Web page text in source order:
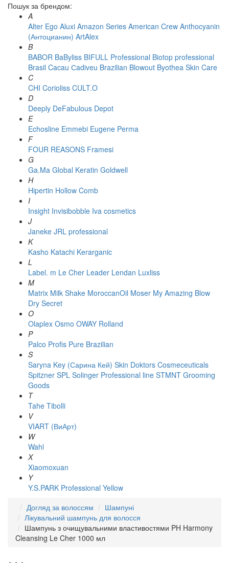
Пошук за брендом:
A
Alter Ego Aluxi Amazon Series American Crew Anthocyanin
(Антоцианин) ArtAlex
B
BABOR BaByliss BIFULL Professional Biotop professional
Brasil Cacau Сadiveu Brazilian Blowout Byothea Skin Care
C
CHI Corioliss CULT.O
D
Deeply DeFabulous Depot
E
Echosline Emmebi Eugene Perma
F
FOUR REASONS Framesi
G
Ga.Ma Global Keratin Goldwell
H
Hipertin Hollow Comb
I
Insight Invisibobble Iva cosmetics
J
Janeke JRL professional
K
Kasho Katachi Kerarganic
L
Label. m Le Cher Leader Lendan Luxliss
M
Matrix Milk Shake MoroccanOil Moser My Amazing Blow
Dry Secret
O
Olaplex Osmo OWAY Rolland
P
Palco Profis Pure Brazilian
S
Saryna Key (Сарина Кей) Skin Doktors Cosmeceuticals
Spitzner SPL Solinger Professional line STMNT Grooming
Goods
T
Tahe Tibolli
V
VIART (ВиАрт)
W
Wahl
X
Xiaomoxuan
Y
Y.S.PARK Professional Yellow
Догляд за волоссям
Шампуні
Лікувальний шампунь для волосся
Шампунь з очищувальними властивостями PH Harmony
Cleansing Le Cher 1000 мл